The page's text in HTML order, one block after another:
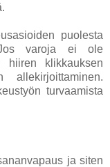
puolesta
Jos varoja ei ole
hiiren klikkauksen
turvaamista
ja siten